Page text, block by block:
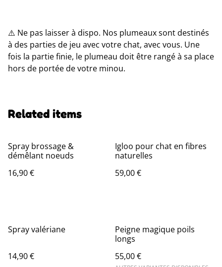
⚠️ Ne pas laisser à dispo. Nos plumeaux sont destinés
à des parties de jeu avec votre chat, avec vous. Une
fois la partie finie, le plumeau doit être rangé à sa place
hors de portée de votre minou.
Related items
Spray brossage &
démêlant noeuds
16,90 €
Igloo pour chat en fibres
naturelles
59,00 €
Spray valériane
14,90 €
Peigne magique poils
longs
55,00 €